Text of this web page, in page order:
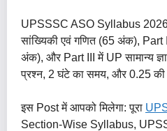
UPSSSC ASO Syllabus
सांख्यिकी एवं गणित (65 अंक),
अंक), और Part III में UP सामान्य
प्रश्न, 2 घंटे का समय, और 0.25 की
इस Post में आपको मिलेगा: पूरा
Section-Wise Syllabus,